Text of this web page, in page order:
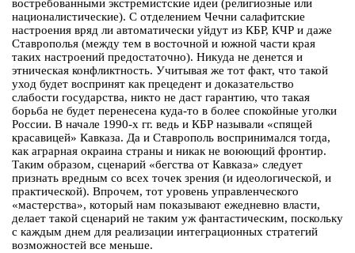
востребованными экстремистские идеи (религиозные или
националистические). С отделением Чечни салафитские
настроения вряд ли автоматически уйдут из КБР, КЧР и даже
Ставрополья (между тем в восточной и южной части края
таких настроений предостаточно). Никуда не денется и
этническая конфликтность. Учитывая же тот факт, что такой
уход будет воспринят как прецедент и доказательство
слабости государства, никто не даст гарантию, что такая
борьба не будет перенесена куда-то в более спокойные уголки
России. В начале 1990-х гг. ведь и КБР называли «спящей
красавицей» Кавказа. Да и Ставрополь воспринимался тогда,
как аграрная окраина страны и никак не воюющий фронтир.
Таким образом, сценарий «бегства от Кавказа» следует
признать вредным со всех точек зрения (и идеологической, и
практической). Впрочем, тот уровень управленческого
«мастерства», который нам показывают ежедневно власти,
делает такой сценарий не таким уж фантастическим, поскольку
с каждым днем для реализации интеграционных стратегий
возможностей все меньше.